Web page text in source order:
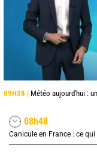
09H38 | Météo aujourd'hui :
08h48
Canicule en France : ce